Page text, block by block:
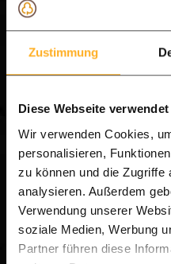
Zustimmung
Diese Webseite
Wir verwenden Cookies,
personalisieren,
zu können und die Zugriffe
analysieren. Außerdem
Verwendung unserer
soziale Medien, Werbung
Partner führen diese
Ausstellungsstücke,
erwarten würden,
nach Vereinbarung.
Warum sollten Sie sich
unsere Deluxe-Probe-
jeder hat die Zeit, zu
Machen Sie es sich
Showroom in Ihren